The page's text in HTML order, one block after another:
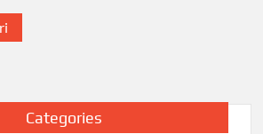
Categories